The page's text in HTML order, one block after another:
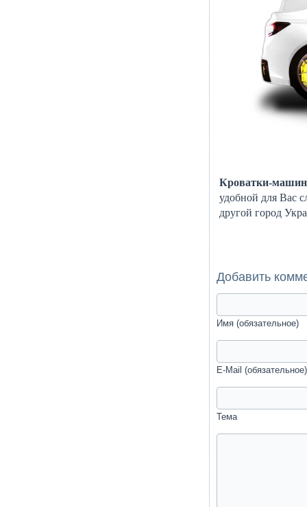
Кроватки-
удобной для Вас
другой город
Добавить
Имя (обязательное)
E-Mail (обязательное)
Тема